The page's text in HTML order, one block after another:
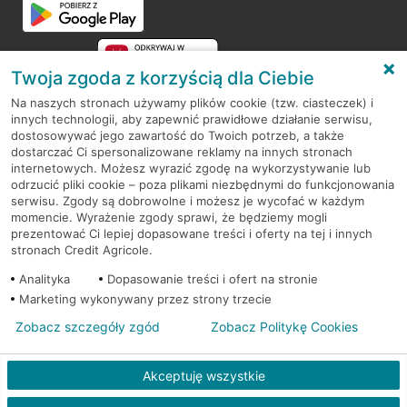
RODO
Regulamin serwisu
Mapa serwisu
PolitykaCookies
© 2026 Credit Agricole Bank Polska S.A. Wszelkie prawa zastrzeżone
Twoja zgoda z korzyścią dla Ciebie
Na naszych stronach używamy plików cookie (tzw. ciasteczek) i
innych technologii, aby zapewnić prawidłowe działanie serwisu,
dostosowywać jego zawartość do Twoich potrzeb, a także
dostarczać Ci spersonalizowane reklamy na innych stronach
internetowych. Możesz wyrazić zgodę na wykorzystywanie lub
odrzucić pliki cookie – poza plikami niezbędnymi do funkcjonowania
serwisu. Zgody są dobrowolne i możesz je wycofać w każdym
momencie. Wyrażenie zgody sprawi, że będziemy mogli
prezentować Ci lepiej dopasowane treści i oferty na tej i innych
stronach Credit Agricole.
Analityka
Dopasowanie treści i ofert na stronie
Marketing wykonywany przez strony trzecie
Akceptuję wszystkie
Zobacz szczegóły zgód Zobacz Politykę Cookies